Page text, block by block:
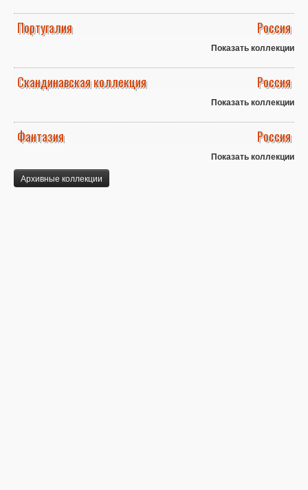
Португалия Россия
Показать коллекции
Скандинавская коллекция Россия
Показать коллекции
Фантазия Россия
Показать коллекции
Архивные коллекции